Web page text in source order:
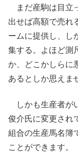
まだ産駒は目立
出せば高額で売れ
ームに提供し、し
集する。よほど測
か、どこかしらに
あるとしか思えま
しかも生産者が
俊介氏に変更され
組合の生産馬名簿
ことができます。